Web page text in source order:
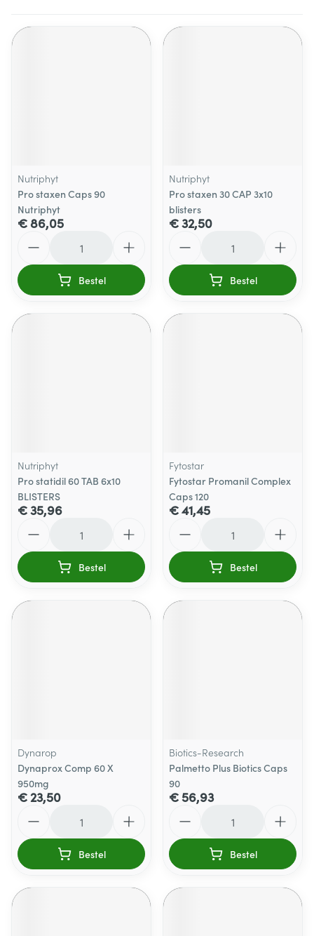
Nutriphyt
Pro staxen Caps 90
Nutriphyt
€ 86,05
Bestel
Nutriphyt
Pro staxen 30 CAP 3x10
blisters
€ 32,50
Bestel
Nutriphyt
Pro statidil 60 TAB 6x10
BLISTERS
€ 35,96
Bestel
Fytostar
Fytostar Promanil Complex
Caps 120
€ 41,45
Bestel
Dynarop
Dynaprox Comp 60 X
950mg
€ 23,50
Bestel
Biotics-Research
Palmetto Plus Biotics Caps
90
€ 56,93
Bestel